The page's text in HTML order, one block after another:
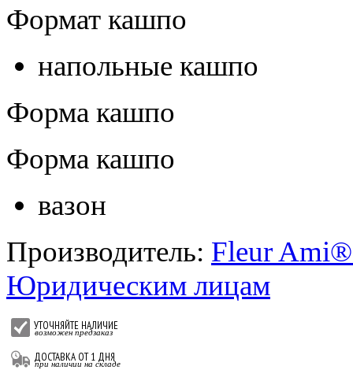
Формат кашпо
напольные кашпо
Форма кашпо
Форма кашпо
вазон
Производитель: Fleur
Юридическим лицам
УТОЧНЯЙТЕ НАЛИЧИЕ
возможен предзаказ
ДОСТАВКА ОТ 1 ДНЯ
при наличии на складе